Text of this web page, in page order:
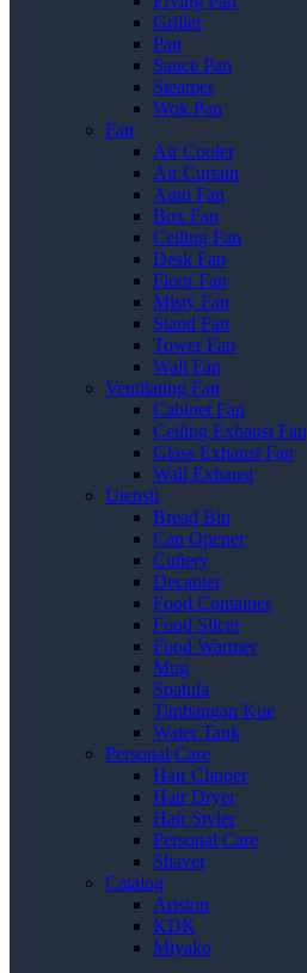
Griller
Pan
Sauce Pan
Steamer
Wok Pan
Fan
Air Cooler
Air Curtain
Auto Fan
Box Fan
Ceiling Fan
Desk Fan
Floor Fan
Misty Fan
Stand Fan
Tower Fan
Wall Fan
Ventilating Fan
Cabinet Fan
Ceiling Exhaust Fan
Glass Exhaust Fan
Wall Exhaust
Utensil
Bread Bin
Can Opener
Cutlery
Decanter
Food Container
Food Slicer
Food Warmer
Mug
Spatula
Timbangan Kue
Water Tank
Personal Care
Hair Clipper
Hair Dryer
Hair Styler
Personal Care
Shaver
Catalog
Ariston
KDK
Miyako